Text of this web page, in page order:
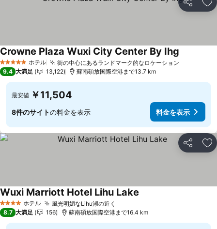
シェア お
5 ホテルのランク
ホテル 街の中心にあるランドマーク的なロケーション
Crowne Plaza Wuxi City Center By Ihg
9.4 大満足 13,122 蘇南碩放国際空港まで13.7 km
最安値 ￥11,504
8件のサイトの料金を表示 料金を表示
シェア お
4 ホテルのランク
ホテル 風光明媚なLihu湖の近く
Wuxi Marriott Hotel Lihu Lake
8.7 大満足 156 蘇南碩放国際空港まで16.4 km